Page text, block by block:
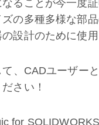
ることが今一度
の多種多様な部
設計のために使用
、CADユーザー
さい！
for